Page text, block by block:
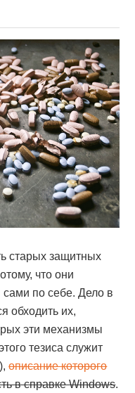
старых защитных
что они
по себе. Дело в
обходить их,
эти механизмы
тезиса служит
описание которого
в справке Windows.